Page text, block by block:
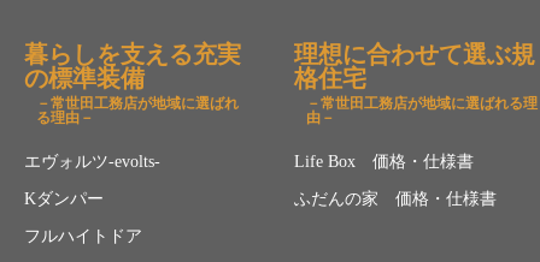
暮らしを支える充実
の標準装備
－常世田工務店が地域に選ばれ
る理由－
エヴォルツ-evolts-
Kダンパー
フルハイトドア
理想に合わせて選ぶ規
格住宅
－常世田工務店が地域に選ばれる理
由－
Life Box 価格・仕様書
ふだんの家 価格・仕様書